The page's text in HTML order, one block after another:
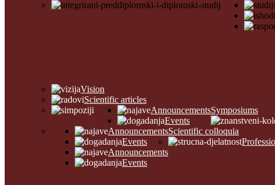
Vision
Scientific articles
Symposiums
Announcements
Events
Scientific colloquia
Announcements
Events
Announcements
Events